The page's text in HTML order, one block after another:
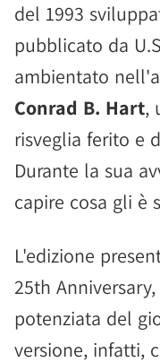
del 1993
pubblicato da
ambientato
Conrad B. Hart,
risveglia ferito e
Durante la sua
capire cosa gli è
L'edizione
25th
potenziata del
versione, infatti,